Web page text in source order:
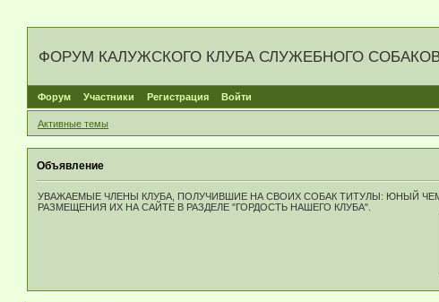
ФОРУМ КАЛУЖСКОГО КЛУБА СЛУЖЕБНОГО
Форум Участники Регистрация Войти
Активные темы
Объявление
УВАЖАЕМЫЕ ЧЛЕНЫ КЛУБА, ПОЛУЧИВШИЕ НА СВОИХ СОБАК ТИТУЛЫ: ЮНЫЙ
РАЗМЕЩЕНИЯ ИХ НА САЙТЕ В РАЗДЕЛЕ "ГОРДОСТЬ НАШЕГО КЛУБА".